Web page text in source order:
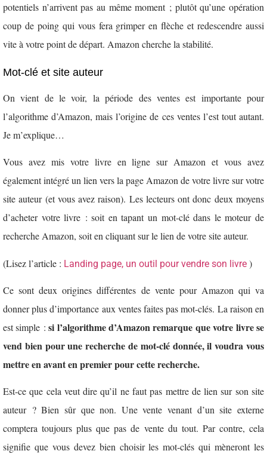
potentiels n’arrivent pas au même moment ; plutôt qu’une opération
coup de poing qui vous fera grimper en flèche et redescendre aussi
vite à votre point de départ. Amazon cherche la stabilité.
Mot-clé et site auteur
On vient de le voir, la période des ventes est importante pour
l’algorithme d’Amazon, mais l’origine de ces ventes l’est tout autant.
Je m’explique…
Vous avez mis votre livre en ligne sur Amazon et vous avez
également intégré un lien vers la page Amazon de votre livre sur votre
site auteur (et vous avez raison). Les lecteurs ont donc deux moyens
d’acheter votre livre : soit en tapant un mot-clé dans le moteur de
recherche Amazon, soit en cliquant sur le lien de votre site auteur.
(Lisez l’article : Landing page, un outil pour vendre son livre )
Ce sont deux origines différentes de vente pour Amazon qui va
donner plus d’importance aux ventes faites pas mot-clés. La raison en
est simple :si l’algorithme d’Amazon remarque que votre livre se
vend bien pour une recherche de mot-clé donnée, il voudra vous
mettre en avant en premier pour cette recherche.
Est-ce que cela veut dire qu’il ne faut pas mettre de lien sur son site
auteur ? Bien sûr que non. Une vente venant d’un site externe
comptera toujours plus que pas de vente du tout. Par contre, cela
signifie que vous devez bien choisir les mot-clés qui mèneront les